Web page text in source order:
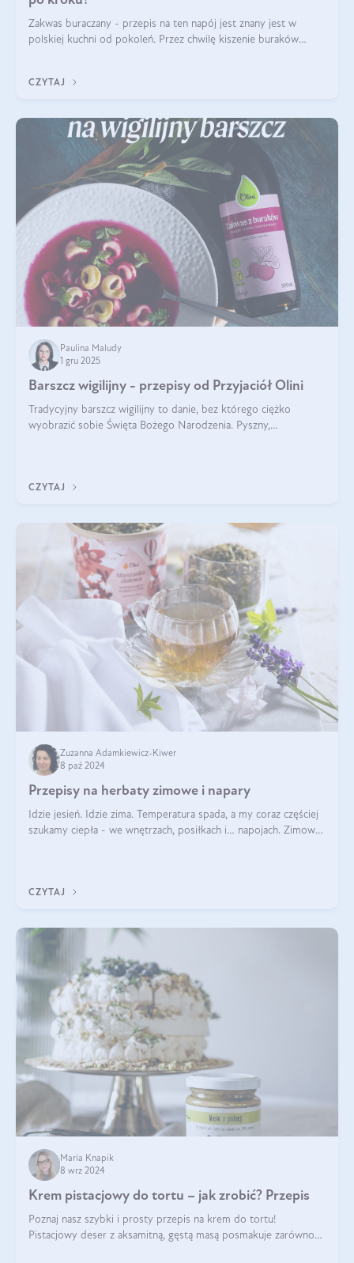
Zakwas buraczany - przepis na ten napój jest znany jest w
polskiej kuchni od pokoleń. Przez chwilę kiszenie buraków
CZYTAJ
Paulina Maludy
1 gru 2025
Barszcz wigilijny - przepisy od Przyjaciół Olini
Tradycyjny barszcz wigilijny to danie, bez którego ciężko
wyobrazić sobie Święta Bożego Narodzenia. Pyszny,
CZYTAJ
Zuzanna Adamkiewicz-Kiwer
8 paź 2024
Przepisy na herbaty zimowe i napary
Idzie jesień. Idzie zima. Temperatura spada, a my coraz częściej
szukamy ciepła - we wnętrzach, posiłkach i… napojach. Zimowe
CZYTAJ
Maria Knapik
8 wrz 2024
Krem pistacjowy do tortu – jak zrobić? Przepis
Poznaj nasz szybki i prosty przepis na krem do tortu!
Pistacjowy deser z aksamitną, gęstą masą posmakuje zarówno